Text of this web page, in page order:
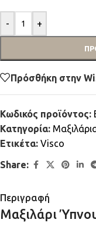
- +
Πρόσθήκη στην
Κωδικός προϊόντος:
Κατηγορία:
Ετικέτα: Visco
Share:
Περιγραφή
Μαξιλάρι